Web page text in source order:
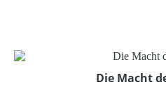
Die Macht